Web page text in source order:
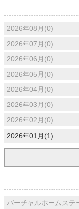
2026年08月(0)
2026年07月(0)
2026年06月(0)
2026年05月(0)
2026年04月(0)
2026年03月(0)
2026年02月(0)
2026年01月(1)
バーチャルホームステ